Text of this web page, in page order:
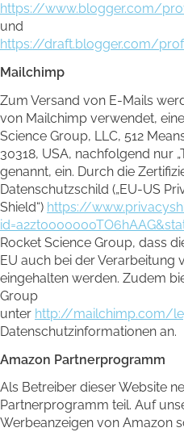
https://www.blogger.com/
und
https://draft.blogger.com/
Mailchimp
Zum Versand von E-Mails
von Mailchimp verwendet,
Science Group, LLC, 512
30318, USA, nachfolgend nur
genannt, ein. Durch die
Datenschutzschild („EU-US
Shield“) https://
Rocket Science Group, dass
EU auch bei der Verarbeitung
eingehalten werden. Zudem
Group
unter http://mailchimp.com/
Datenschutzinformationen an.
Amazon Partnerprogramm
Als Betreiber dieser Website
Partnerprogramm teil. Auf
Werbeanzeigen von Amazon